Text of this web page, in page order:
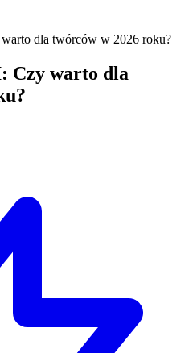
dla twórców w 2026 roku?
Czy warto dla